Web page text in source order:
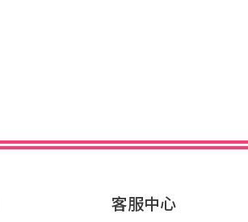
客服中心